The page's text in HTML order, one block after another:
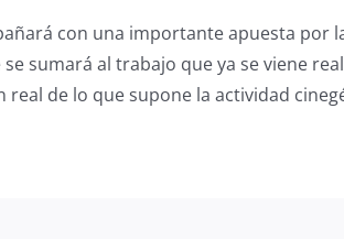
con una importante apuesta por
sumará al trabajo que ya se viene
real de lo que supone la actividad